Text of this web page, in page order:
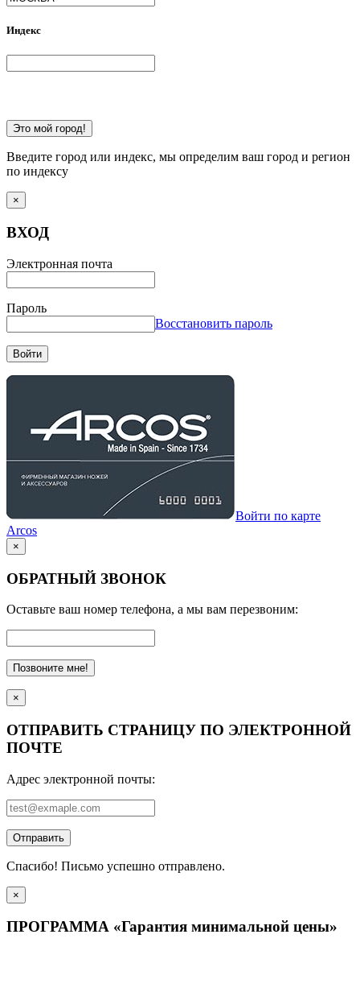
Индекс
Это мой город!
Введите город или индекс, мы определим ваш город и регион
по индексу
×
ВХОД
Электронная почта
Пароль
Восстановить пароль
Войти
Войти по карте
Arcos
×
ОБРАТНЫЙ ЗВОНОК
Оставьте ваш номер телефона, а мы вам перезвоним:
Позвоните мне!
×
ОТПРАВИТЬ СТРАНИЦУ ПО ЭЛЕКТРОННОЙ
ПОЧТЕ
Адрес электронной почты:
Отправить
Спасибо! Письмо успешно отправлено.
×
ПРОГРАММА «Гарантия минимальной цены»